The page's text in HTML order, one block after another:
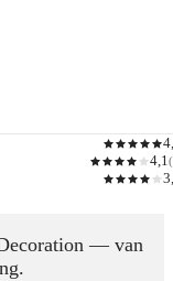
projecten of
nodig
4,1(
— van